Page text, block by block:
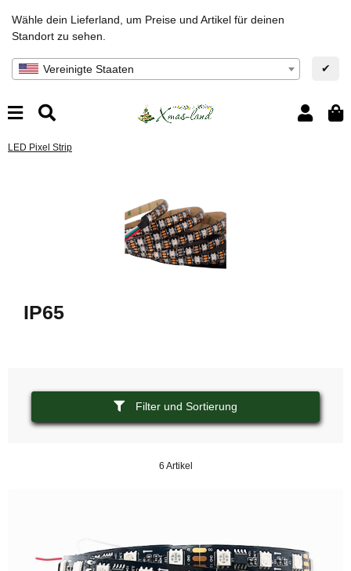
Wähle dein Lieferland, um Preise und Artikel für deinen
Standort zu sehen.
Vereinigte Staaten ✔
LED Pixel Strip
IP65
Filter und Sortierung
6 Artikel